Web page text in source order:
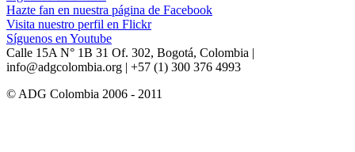
Hazte fan en nuestra página de Facebook
Visita nuestro perfil en Flickr
Síguenos en Youtube
Calle 15A N° 1B 31 Of. 302, Bogotá, Colombia |
info@adgcolombia.org | +57 (1) 300 376 4993
© ADG Colombia 2006 - 2011